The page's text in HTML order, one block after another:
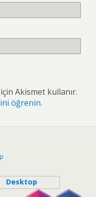
Akismet kullanır.
öğrenin.
Desktop